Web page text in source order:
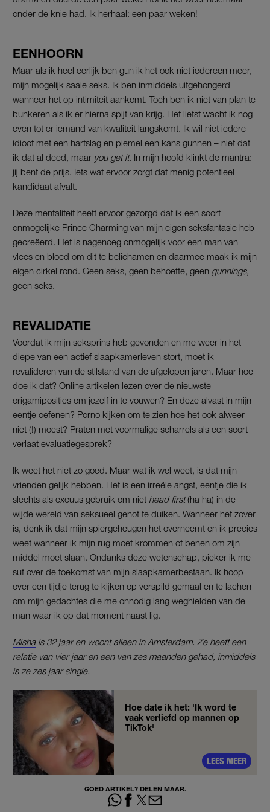
onder de knie had. Ik herhaal: een paar weken!
EENHOORN
Maar als ik heel eerlijk ben gun ik het ook niet iedereen meer,
mijn mogelijk saaie seks. Ik ben inmiddels uitgehongerd
wanneer het op intimiteit aankomt. Toch ben ik niet van plan te
bunkeren als ik er hierna spijt van krijg. Het liefst wacht ik nog
even tot er iemand van kwaliteit langskomt. Ik wil niet iedere
idioot met een hartslag en piemel een kans gunnen – niet dat
ik dat al deed, maar you get it. In mijn hoofd klinkt de mantra:
jij bent de prijs. Iets wat ervoor zorgt dat menig potentieel
kandidaat afvalt.
Deze mentaliteit heeft ervoor gezorgd dat ik een soort
onmogelijke Prince Charming van mijn eigen seksfantasie heb
gecreëerd. Het is nagenoeg onmogelijk voor een man van
vlees en bloed om dit te belichamen en daarmee maak ik mijn
eigen cirkel rond. Geen seks, geen behoefte, geen gunnings,
geen seks.
REVALIDATIE
Voordat ik mijn seksprins heb gevonden en me weer in het
diepe van een actief slaapkamerleven stort, moet ik
revalideren van de stilstand van de afgelopen jaren. Maar hoe
doe ik dat? Online artikelen lezen over de nieuwste
origamiposities om jezelf in te vouwen? En deze alvast in mijn
eentje oefenen? Porno kijken om te zien hoe het ook alweer
niet (!) moest? Praten met voormalige scharrels als een soort
verlaat evaluatiegesprek?
Ik weet het niet zo goed. Maar wat ik wel weet, is dat mijn
vrienden gelijk hebben. Het is een irreële angst, eentje die ik
slechts als excuus gebruik om niet head first(ha ha) in de
wijde wereld van seksueel genot te duiken. Wanneer het zover
is, denk ik dat mijn spiergeheugen het overneemt en ik precies
weet wanneer ik mijn rug moet krommen of benen om zijn
middel moet slaan. Ondanks deze wetenschap, pieker ik me
suf over de toekomst van mijn slaapkamerbestaan. Ik hoop
over een tijdje terug te kijken op verspild gemaal en te lachen
om mijn gedachtes die me onnodig lang weghielden van de
man waar ik op dat moment naast lig.
Mishais 32 jaar en woont alleen in Amsterdam. Ze heeft een
relatie van vier jaar en een van zes maanden gehad, inmiddels
is ze zes jaar single.
Hoe date ik het: 'Ik word te
vaak verliefd op mannen op
TikTok'
LEES MEER
GOED ARTIKEL? DELEN MAAR.